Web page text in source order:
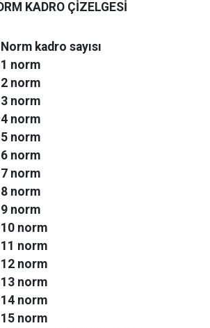
KADRO ÇİZELGESİ
Norm kadro sayısı
1 norm
2 norm
3 norm
4 norm
5 norm
6 norm
7 norm
8 norm
9 norm
10 norm
11 norm
12 norm
13 norm
14 norm
15 norm